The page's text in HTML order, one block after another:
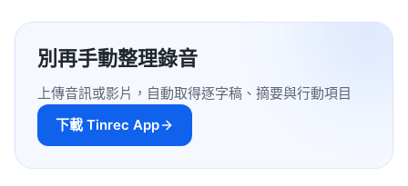
別再手動整理錄音
上傳音訊或影片，自動取得逐字稿、摘要與行動項目
下載 Tinrec App